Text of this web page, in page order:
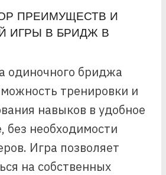
ПРЕИМУЩЕСТВ И
ИГРЫ В БРИДЖ В
одиночного бриджа
тренировки и
навыков в удобное
без необходимости
Игра позволяет
на собственных